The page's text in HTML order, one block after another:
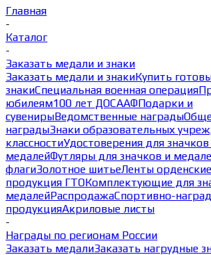
Главная
-
Каталог
-
Заказать медали и знаки
Заказать медали и знакиКупить
знакиСпециальная военная операция
юбилеям100 лет ДОСААФПодарки и
сувенирыВедомственные награды
наградыЗнаки образовательных
классностиУдостоверения для
медалейФутляры для значков и
флагиЗолотное шитьеЛенты орденские
продукция ГТОКомплектующие для
медалейРаспродажаСпортивно-
продукцияАкриловые листы
-
Награды по регионам России
Заказать медалиЗаказать нагрудные